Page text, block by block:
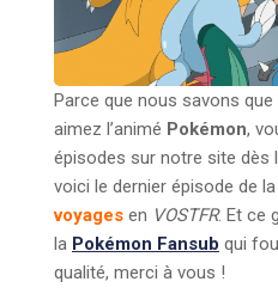
Parce que nous savons que
aimez l’animé Pokémon,
épisodes sur notre site dès
voici le dernier épisode de
voyages en VOSTFR. Et ce
la Pokémon Fansub qui
qualité, merci à vous !